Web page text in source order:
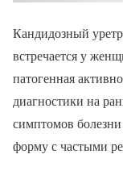
Кандидозный
встречается у
патогенная
диагностики на
симптомов
форму с частыми